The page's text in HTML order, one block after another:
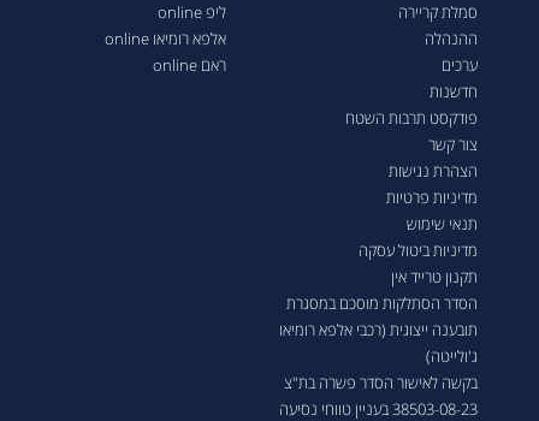
סמלת קריירה
ההנהלה
ערכים
חדשנות
פודקסט תרבות השטח
צור קשר
הצהרת נגישות
מדיניות פרטיות
תנאי שימוש
מדיניות ביטול עסקה
תקנון טרייד אין
הסדר הסתלקות מוסכם במסגרת
תובענה ייצוגית (רכבי אלפא רומיאו
ג'ולייטה)
בקשה לאישור הסדר פשרה בת"צ
38503-08-23 בעניין טווחי נסיעה
ליפ online
אלפא רומיאו online
ראם online